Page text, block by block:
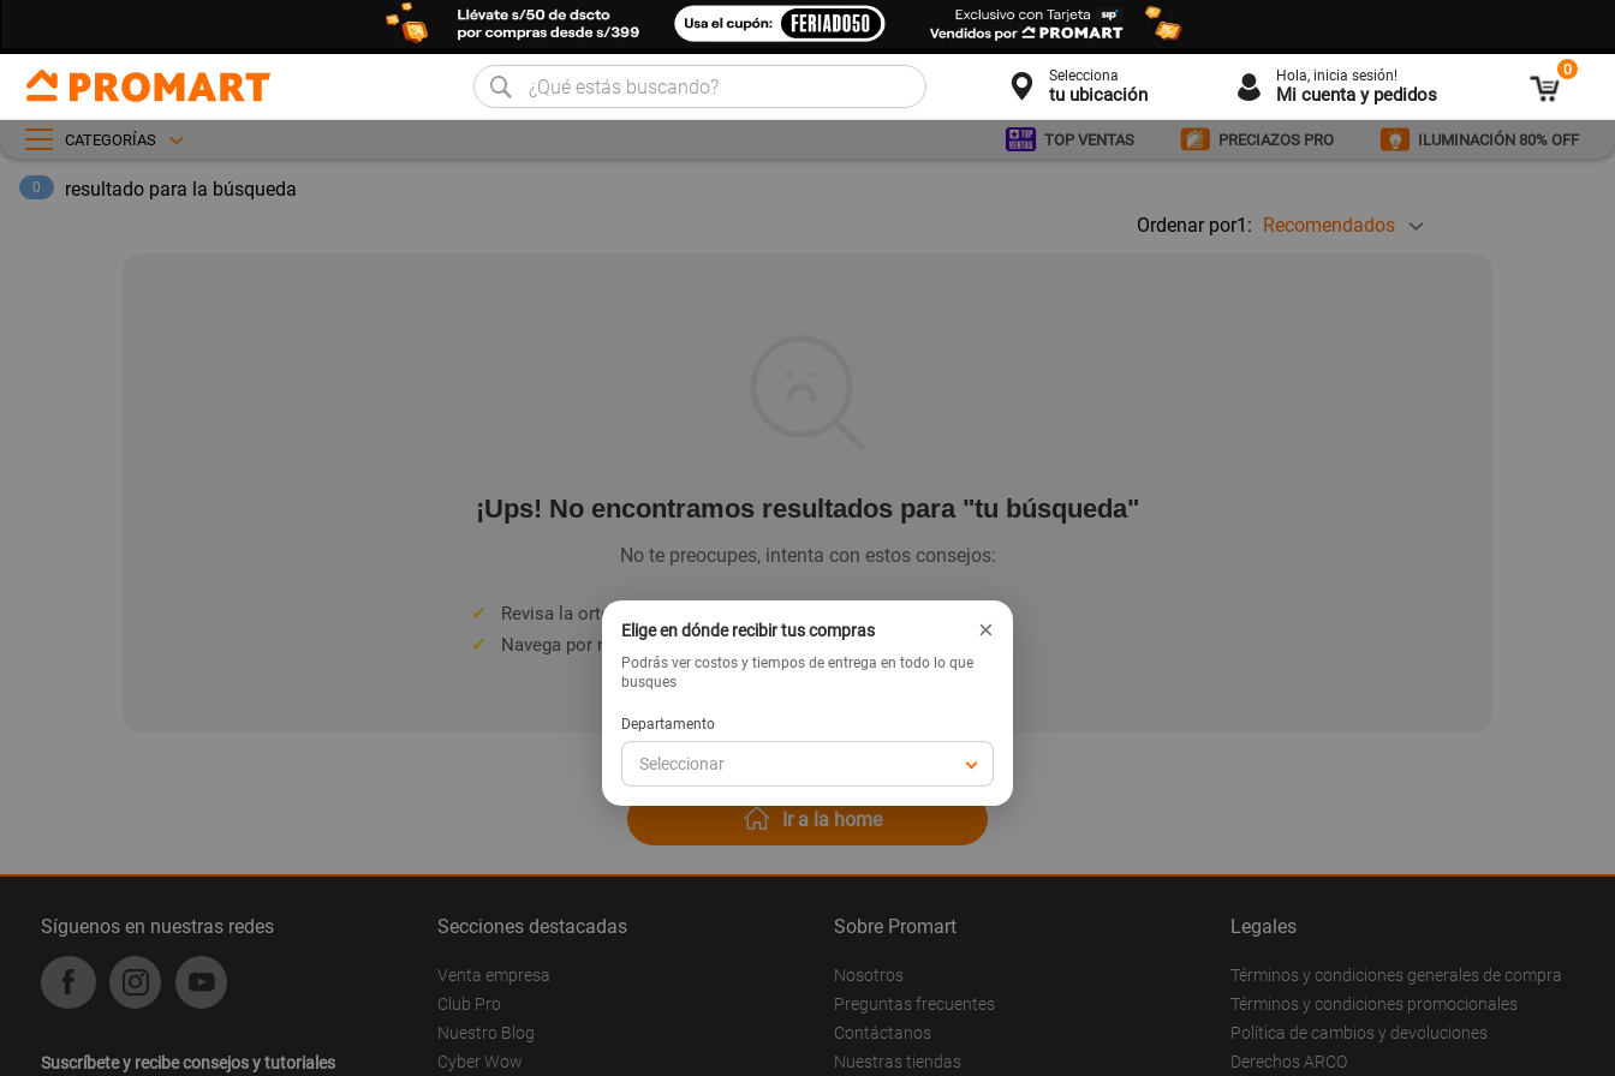
Selecciona
tu ubicación
Hola, inicia sesión!
Mi cuenta y pedidos
0
CATEGORÍAS TOP VENTAS PRECIAZOS PRO ILUMINACIÓN 80% OFF
0
resultado para la búsqueda
Ordenar por1: Recomendados
¡Ups! No encontramos resultados para "tu búsqueda"
No te preocupes, intenta con estos consejos:
✓
Revisa la ortografía de la palabra.
✓
Navega por nuestras categorías en el menú.
Ir a la home
Síguenos en nuestras redes
Suscríbete y recibe consejos y tutoriales
Secciones destacadas
Venta empresa
Club Pro
Nuestro Blog
Cyber Wow
Sobre Promart
Nosotros
Preguntas frecuentes
Contáctanos
Nuestras tiendas
Legales
Términos y condiciones generales de compra
Términos y condiciones promocionales
Política de cambios y devoluciones
Derechos ARCO
Elige en dónde recibir tus compras ×
Podrás ver costos y tiempos de entrega en todo lo que
busques
Departamento
Seleccionar